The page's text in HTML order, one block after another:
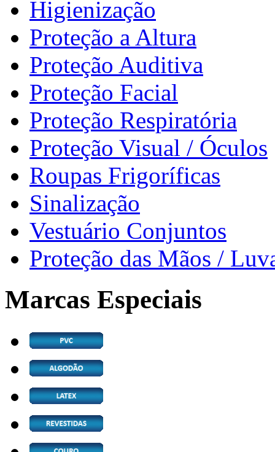
Higienização
Proteção a Altura
Proteção Auditiva
Proteção Facial
Proteção Respiratória
Proteção Visual / Óculos
Roupas Frigoríficas
Sinalização
Vestuário Conjuntos
Proteção das Mãos /
Marcas Especiais